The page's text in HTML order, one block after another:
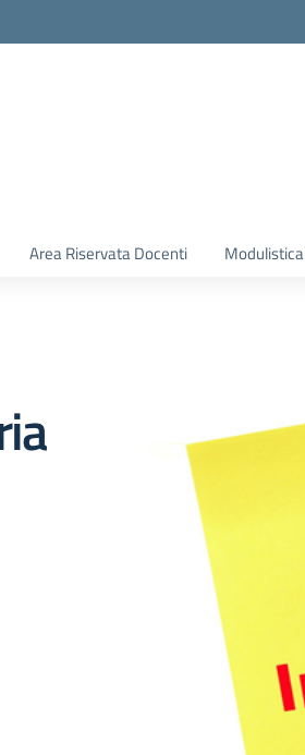
Area Riservata Docenti Modulistica